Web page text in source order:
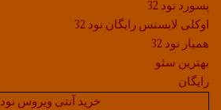
پسورد نود 32
اوکلی لایسنس رایگان نود 32
همیار نود 32
بهترین سئو
رایگان
خرید آنتی ویروس نود 32